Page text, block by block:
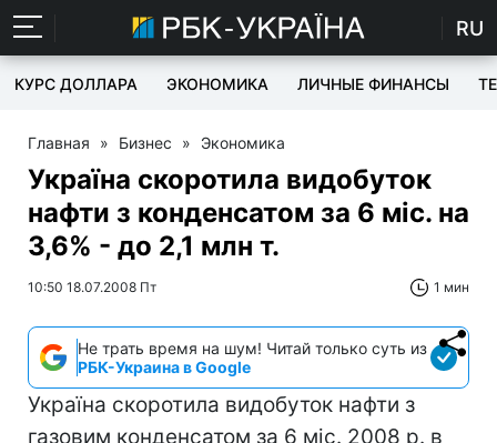
RU
КУРС ДОЛЛАРА ЭКОНОМИКА ЛИЧНЫЕ ФИНАНСЫ
Главная » Бизнес » Экономика
Україна скоротила видобуток
нафти з конденсатом за 6 міс. на
3,6% - до 2,1 млн т.
10:50 18.07.2008 Пт 1 мин
Не трать время на шум! Читай только суть из
РБК-Украина в Google
Україна скоротила видобуток нафти з
газовим конденсатом за 6 міс. 2008 р. в